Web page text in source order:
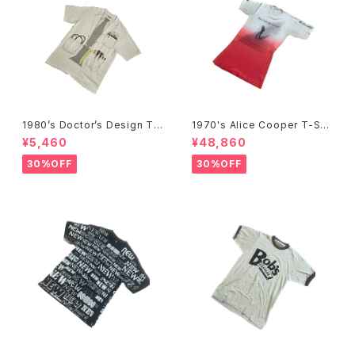
1980’s Doctor’s Design Tr
ompe-l'œil T-Shirts -1980
年代 騙し絵Tシャツ-
¥5,460
30%OFF
1970's Alice Cooper T-Shi
rts -1970年代 アリス・クーパ
ーTシャツ-
¥48,860
30%OFF